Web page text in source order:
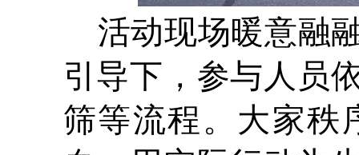
活动现场暖意融
引导下，参与人员
筛等流程。大家秩